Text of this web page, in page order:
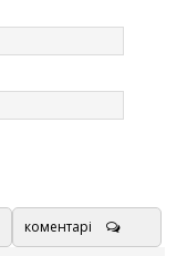
коментарі